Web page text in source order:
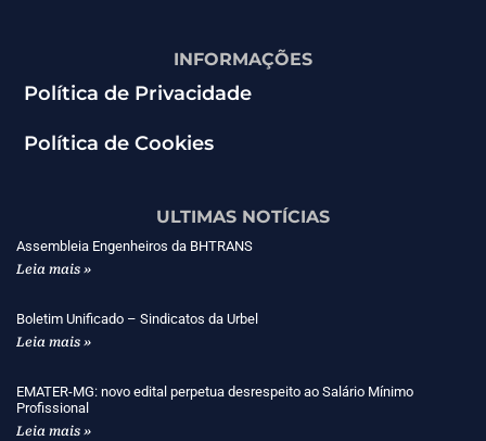
INFORMAÇÕES
Política de Privacidade
Política de Cookies
ULTIMAS NOTÍCIAS
Assembleia Engenheiros da BHTRANS
Leia mais »
Boletim Unificado – Sindicatos da Urbel
Leia mais »
EMATER-MG: novo edital perpetua desrespeito ao Salário Mínimo
Profissional
Leia mais »